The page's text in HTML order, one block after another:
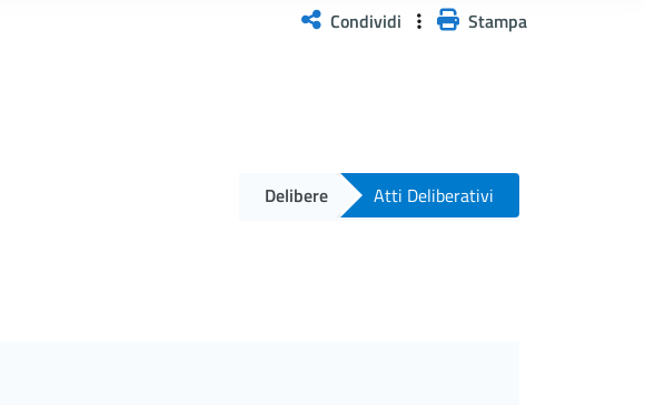
Condividi Stampa
Delibere Atti Deliberativi